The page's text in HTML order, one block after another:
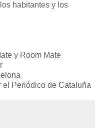
habitantes y los
y Room Mate
el Periódico de Cataluña